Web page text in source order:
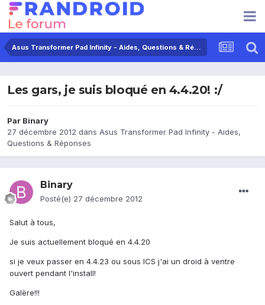
Asus Transformer Pad Infinity - Aides, Questions & Réponses
Les gars, je suis bloqué en 4.4.20! :/
Par Binary
27 décembre 2012 dans Asus Transformer Pad Infinity - Aides,
Questions & Réponses
Binary
Posté(e) 27 décembre 2012
Salut à tous,
Je suis actuellement bloqué en 4.4.20
si je veux passer en 4.4.23 ou sous ICS j'ai un droid à ventre
ouvert pendant l'install!
Galère!!!